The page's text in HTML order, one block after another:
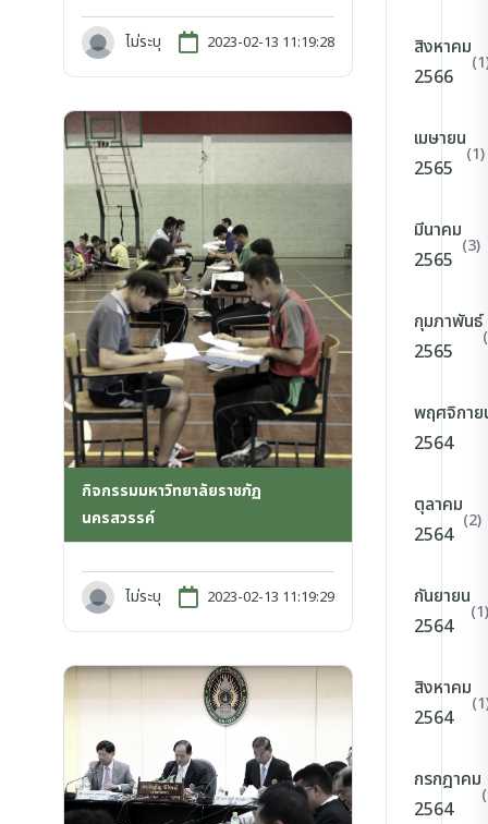
ไม่ระบุ 2023-02-13 11:19:28
กิจกรรมมหาวิทยาลัยราชภัฏ
นครสวรรค์
ไม่ระบุ 2023-02-13 11:19:29
สิงหาคม
2566
เมษายน
2565
(1)
มีนาคม
2565
(3)
กุมภาพันธ์
2565
พฤศจิกาย
2564
ตุลาคม
2564
(2)
กันยายน
2564
(1)
สิงหาคม
2564
กรกฎาคม
2564